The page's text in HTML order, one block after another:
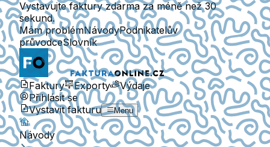
Vystavujte faktury zdarma za méně než 30
sekund.
Mám problémNávodyPodnikatelův
průvodceSlovník
Faktury Exporty
Výdaje
Přihlásit se
Vystavit fakturu
Menu
Návody